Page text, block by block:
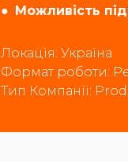
● Можливість
Локація: Україна
Формат роботи:
Тип Компанії: